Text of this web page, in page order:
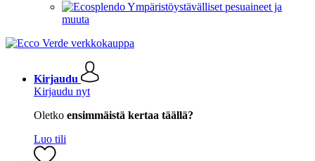
Ympäristöystävälliset pesuaineet ja
muuta
Kirjaudu
Kirjaudu nyt
Oletko ensimmäistä kertaa täällä?
Luo tili